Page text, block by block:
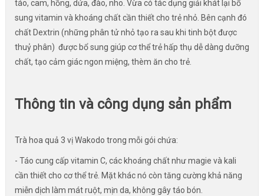
táo, cam, hồng, dứa, đào, nho. Vừa có tác dụng giải khát lại bổ
sung vitamin và khoáng chất cần thiết cho trẻ nhỏ. Bên cạnh đó
chất Dextrin (những phân tử nhỏ tạo ra sau khi tinh bột được
thuỷ phân) được bổ sung giúp cơ thể trẻ hấp thụ dễ dàng dưỡng
chất, tạo cảm giác ngon miệng, thèm ăn cho trẻ.
Thông tin và công dụng sản phẩm
Trà hoa quả 3 vị Wakodo trong mỗi gói chứa:
- Táo cung cấp vitamin C, các khoáng chất như magie và kali
cần thiết cho cơ thể trẻ. Mặt khác nó còn tăng cường khả năng
miễn dịch làm mát ruột, mịn da, không gây táo bón.